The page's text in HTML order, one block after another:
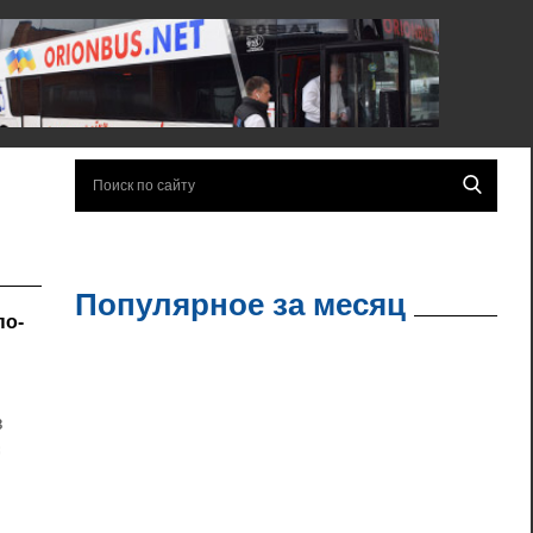
Популярное за месяц